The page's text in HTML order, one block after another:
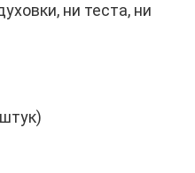
ни теста, ни